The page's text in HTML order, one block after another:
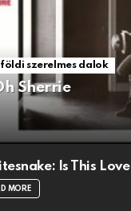
szerelmes dalok
Sherrie
Is This Love
MORE